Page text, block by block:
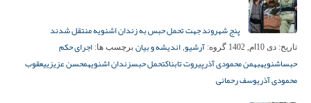
پنج شهروند جهت تحمل حبس به زندان اشنویه منتقل شدند
تاریخ: دی 10ام, 1402 گروه: آرشیو, اندیشه و بیان برچسب ها: اجرای حکم
حبساشنویهبهمن محمودی آذرپیروت تابناکتحمل حبسزندان اشنویهمحسن عزیزییعقوب
محمودی آذریوسف رحمانی